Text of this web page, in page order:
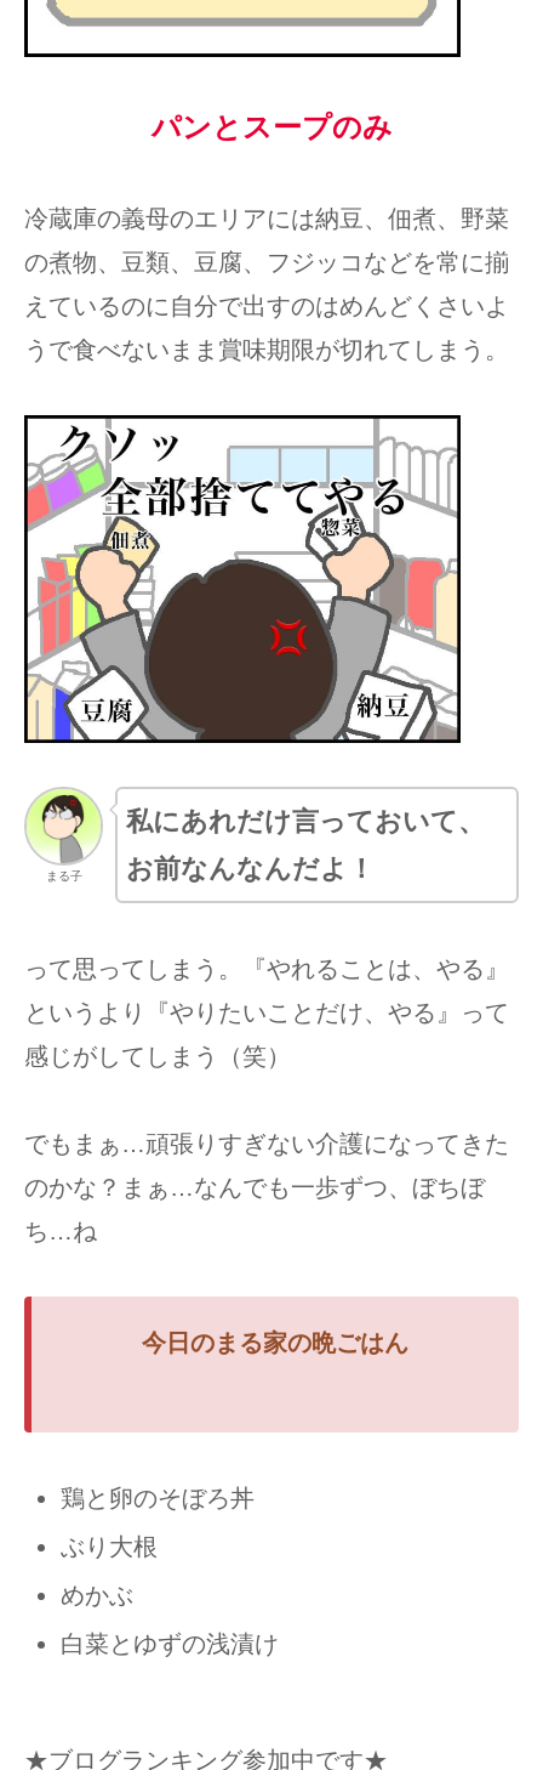
パンとスープのみ
冷蔵庫の義母のエリアには納豆、佃煮、野菜
の煮物、豆類、豆腐、フジッコなどを常に揃
えているのに自分で出すのはめんどくさいよ
うで食べないまま賞味期限が切れてしまう。
まる子
私にあれだけ言っておいて、
お前なんなんだよ！
って思ってしまう。『やれることは、やる』
というより『やりたいことだけ、やる』って
感じがしてしまう（笑）
でもまぁ…頑張りすぎない介護になってきた
のかな？まぁ…なんでも一歩ずつ、ぼちぼ
ち…ね
今日のまる家の晩ごはん
鶏と卵のそぼろ丼
ぶり大根
めかぶ
白菜とゆずの浅漬け
★ブログランキング参加中です★